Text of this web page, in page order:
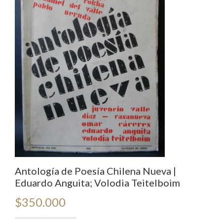
Antología de Poesía Chilena Nueva |
Eduardo Anguita; Volodia Teitelboim
$350.000